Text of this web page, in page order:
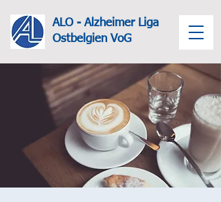
ALO - Alzheimer Liga
Ostbelgien VoG